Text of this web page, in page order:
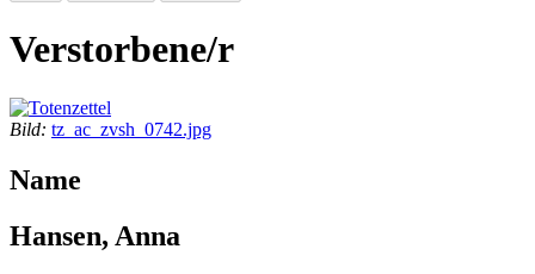
Verstorbene/r
Bild: tz_ac_zvsh_0742.jpg
Name
Hansen, Anna